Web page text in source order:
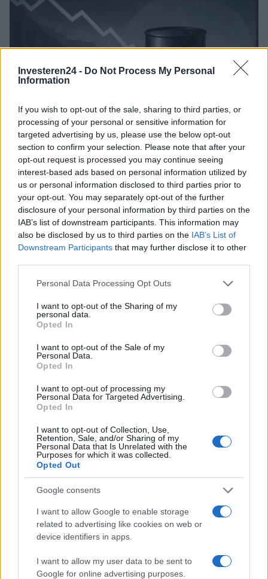
Investeren24 - Do Not Process My Personal
Information
If you wish to opt-out of the sale, sharing to third parties, or
processing of your personal or sensitive information for
targeted advertising by us, please use the below opt-out
section to confirm your selection. Please note that after your
opt-out request is processed you may continue seeing
interest-based ads based on personal information utilized by
us or personal information disclosed to third parties prior to
your opt-out. You may separately opt-out of the further
disclosure of your personal information by third parties on the
IAB’s list of downstream participants. This information may
also be disclosed by us to third parties on the IAB’s List of
Downstream Participants that may further disclose it to other
Please note that this website/app uses one or more Google
not limited to your visit or usage behaviour. You may click to
grant or deny consent to Google and its third-party tags to
use your data for below specified purposes in below Google
consent section.
Personal Data Processing Opt Outs
I want to opt-out of the Sharing of my
personal data.
Opted In
I want to opt-out of the Sale of my
Personal Data.
Opted In
I want to opt-out of processing my
Personal Data for Targeted Advertising.
Opted In
I want to opt-out of Collection, Use,
Retention, Sale, and/or Sharing of my
Personal Data that Is Unrelated with the
Purposes for which it was collected.
Opted Out
Google consents
I want to allow Google to enable storage
related to advertising like cookies on web or
device identifiers in apps.
I want to allow my user data to be sent to
Google for online advertising purposes.
Brentolie daalt naar 91,82 dollar: een week van teruggang in
grondstoffen
Sanne De Vries · 5 aug 2026
NEWS
grondstoffenprijzen
Sanne De Vries · 4 aug 2026